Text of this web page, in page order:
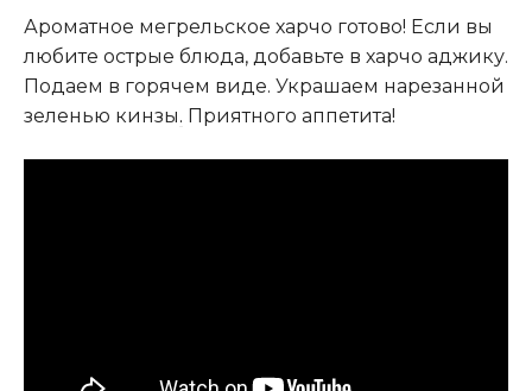
Ароматное мегрельское харчо готово! Если вы
любите острые блюда, добавьте в харчо аджику.
Подаем в горячем виде. Украшаем нарезанной
зеленью кинзы. Приятного аппетита!